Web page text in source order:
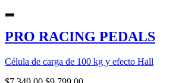
PRO RACING PEDALS
Célula de carga de 100 kg y efecto Hall